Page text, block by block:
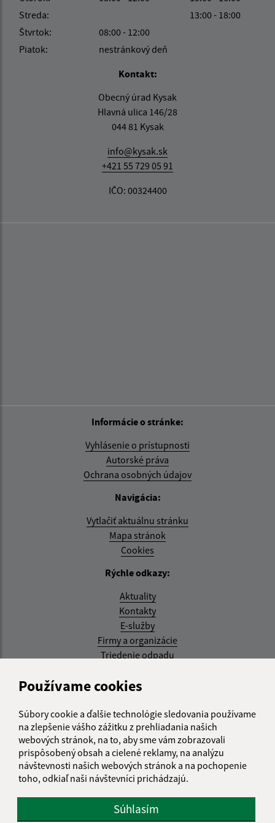
Používame cookies
Súbory cookie a ďalšie technológie sledovania používame
na zlepšenie vášho zážitku z prehliadania našich
webových stránok, na to, aby sme vám zobrazovali
prispôsobený obsah a cielené reklamy, na analýzu
návštevnosti našich webových stránok a na pochopenie
toho, odkiaľ naši návštevníci prichádzajú.
Súhlasím
Streda:
13:00 - 18:00
Štvrtok:
08:00 - 12:00
Piatok:
nestránkový deň
Kontakt:
Obecný úrad Kysak
Hlavná ulica 146/28
044 81 Kysak
info@kysak.sk
+421 55 729 05 91
IČO: 00324400
Informácie o stránke:
Vyhlásenie o prístupnosti
Autorské práva
Ochrana osobných údajov
Navigácia:
Vytlačiť aktuálnu stránku
Mapa stránok
Cookies
Rýchle odkazy:
Aktuality
Kontakty
E-služby
Firmy a organizácie
Triedenie odpadu
Aktualizované:
RSS
Správca obsahu:
Správca obsahu je Obec Kysak.
Vytvorené v súlade s
Jednotným dizajn manuálom
elektronických služieb.